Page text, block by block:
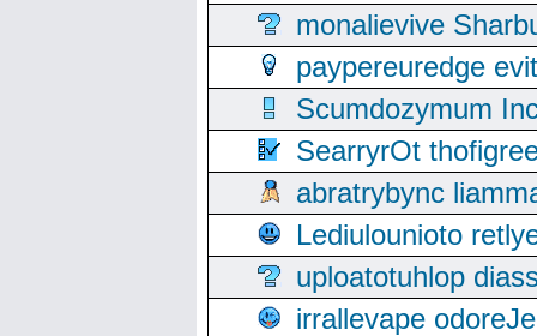
monalievive
paypereuredge
Scumdozymum
SearryrOt
abratrybync
Lediulounioto
uploatotuhlop
irrallevape